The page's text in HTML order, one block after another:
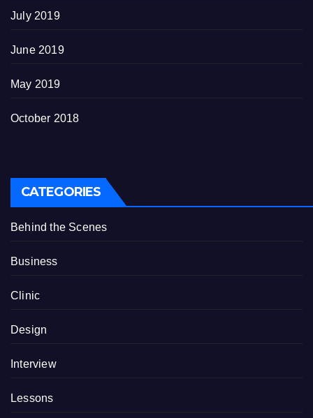
July 2019
June 2019
May 2019
October 2018
CATEGORIES
Behind the Scenes
Business
Clinic
Design
Interview
Lessons